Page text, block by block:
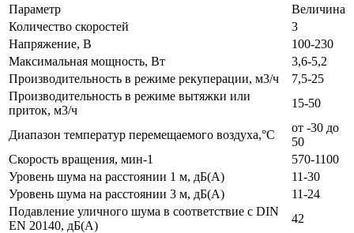
Параметр
Величина
Количество скоростей
3
Напряжение, В
100-230
Максимальная мощность, Вт
3,6-5,2
Производительность в режиме рекуперации, м3/ч
7,5-25
Производительность в режиме вытяжки или
приток, м3/ч
15-50
Диапазон температур перемещаемого воздуха,°С
от -30 до
50
Скорость вращения, мин-1
570-1100
Уровень шума на расстоянии 1 м, дБ(А)
11-30
Уровень шума на расстоянии 3 м, дБ(А)
11-24
Подавление уличного шума в соответствие с DIN
EN 20140, дБ(А)
42